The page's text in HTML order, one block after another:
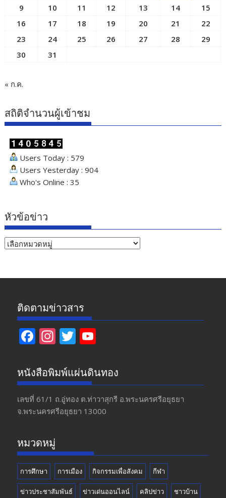
9
10 11 12 13 14
15
16
17 18 19 20 21
22
23
24 25 26 27 28
29
30
31
« ก.ค.
สถิติจำนวนผู้เข้าชม
Users Today : 579
Users Yesterday : 904
Who's Online : 35
หัวข้อข่าว
หัวข้อ
ติดตามข่าวสาร
F
e
b
o
o
In
a
gr
a
m
T
itt
er
u
T
u
b
หนังสือพิมพ์แผ่นดินทอง
เลขที่ 61/1 ถ.อู่ทอง​ ต.​ท่าวาสุกรี​ อ.พระนครศรีอยุธยา​
จ.พระนครศรีอยุธยา 13000
หมวดหมู่
การศึกษา การเมือง กิจกรรมเพื่อสังคม กีฬา
ข่าวประชาสัมพันธ์ ข่าวเด่นออนไลน์ คลิปข่าว ชาวบ้าน